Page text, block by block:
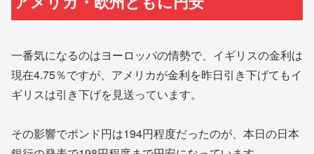
一番気になるのはヨーロッパの情勢で、イギリスの金利は
現在4.75％ですが、アメリカが金利を昨日引き下げてもイ
ギリスは引き下げを見送っています。
その影響でポンド円は194円程度だったのが、本日の日本